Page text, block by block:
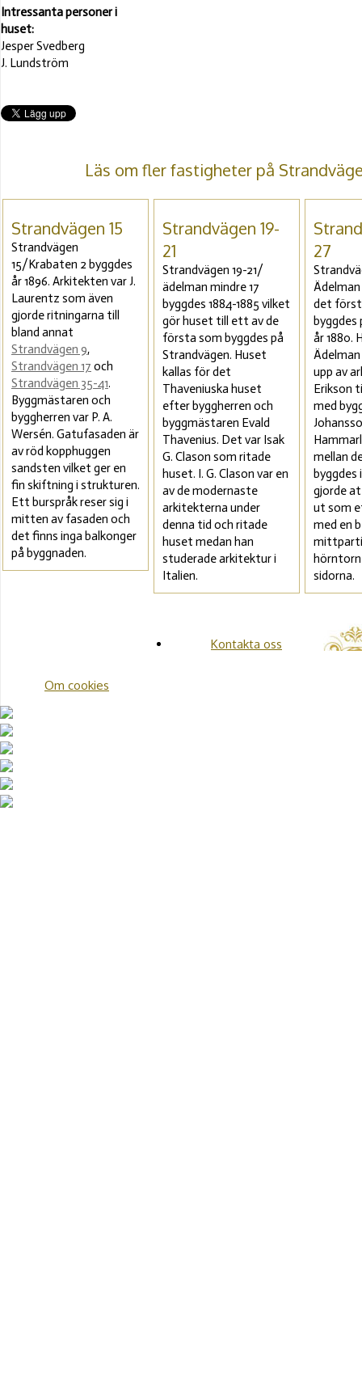
Intressanta personer i
huset:
Jesper Svedberg
J. Lundström
Läs om fler fastigheter på
Strandvägen 15
Strandvägen
15/Krabaten 2 byggdes
år 1896. Arkitekten var J.
Laurentz som även
gjorde ritningarna till
bland annat
Strandvägen 9,
Strandvägen 17 och
Strandvägen 35-41.
Byggmästaren och
byggherren var P. A.
Wersén. Gatufasaden är
av röd kopphuggen
sandsten vilket ger en
fin skiftning i strukturen.
Ett burspråk reser sig i
mitten av fasaden och
det finns inga balkonger
på byggnaden.
Strandvägen 19-
21
Strandvägen 19-21/
ädelman mindre 17
byggdes 1884-1885 vilket
gör huset till ett av de
första som byggdes på
Strandvägen. Huset
kallas för det
Thaveniuska huset
efter byggherren och
byggmästaren Evald
Thavenius. Det var Isak
G. Clason som ritade
huset. I. G. Clason var en
av de modernaste
arkitekterna under
denna tid och ritade
huset medan han
studerade arkitektur i
Italien.
27
det
byggdes
år 1880.
upp av
Erikson
med
mellan
byggdes
gjorde
ut som
med en
hörntorn
sidorna.
Kontakta oss
Om cookies